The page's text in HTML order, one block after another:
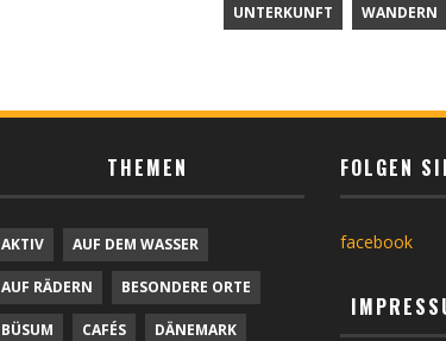
UNTERKUNFT WANDERN
THEMEN
AKTIV AUF DEM WASSER
AUF RÄDERN BESONDERE ORTE
BÜSUM CAFÉS DÄNEMARK
FOLGEN
facebook